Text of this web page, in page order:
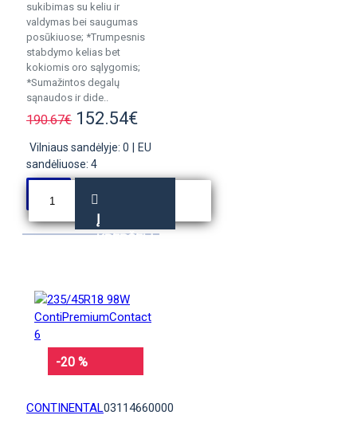
sukibimas su keliu ir
valdymas bei saugumas
posūkiuose; *Trumpesnis
stabdymo kelias bet
kokiomis oro sąlygomis;
*Sumažintos degalų
sąnaudos ir dide..
190.67€ 152.54€
Vilniaus sandėlyje: 0
EU
sandėliuose: 4
Į
KREPŠELĮ
-20 %
CONTINENTAL03114660000